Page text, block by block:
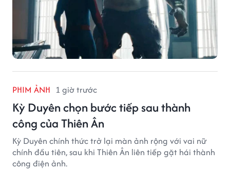
PHIM ẢNH 1 giờ trước
Kỳ Duyên chọn bước tiếp sau thành
công của Thiên Ân
Kỳ Duyên chính thức trở lại màn ảnh rộng với vai nữ
chính đầu tiên, sau khi Thiên Ân liên tiếp gặt hái thành
công điện ảnh.